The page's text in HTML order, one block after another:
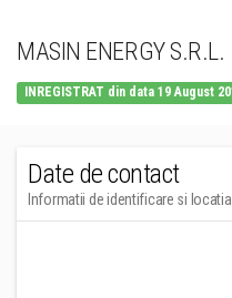
MASIN ENERGY S.R.L.
INREGISTRAT din data 19 August
Date de contact
Informatii de identificare si locatia